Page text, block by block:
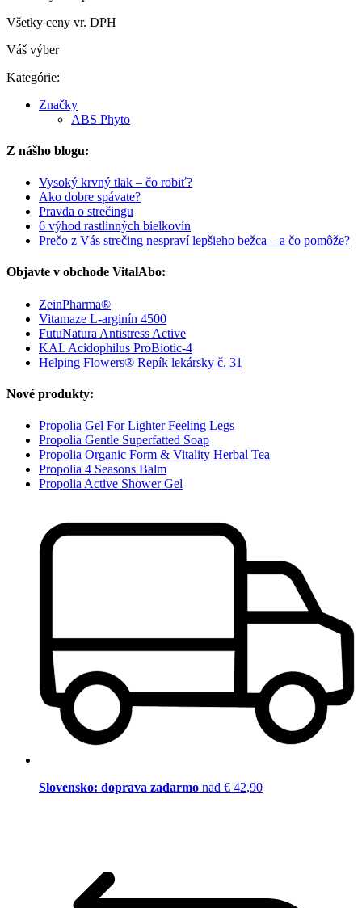
Všetky ceny vr. DPH
Váš výber
Kategórie:
Značky
ABS Phyto
Z nášho blogu:
Vysoký krvný tlak – čo robiť?
Ako dobre spávate?
Pravda o strečingu
6 výhod rastlinných bielkovín
Prečo z Vás strečing nespraví lepšieho bežca – a čo pomôže?
Objavte v obchode VitalAbo:
ZeinPharma®
Vitamaze L-arginín 4500
FutuNatura Antistress Active
KAL Acidophilus ProBiotic-4
Helping Flowers® Repík lekársky č. 31
Nové produkty:
Propolia Gel For Lighter Feeling Legs
Propolia Gentle Superfatted Soap
Propolia Organic Form & Vitality Herbal Tea
Propolia 4 Seasons Balm
Propolia Active Shower Gel
Slovensko: doprava zadarmo nad € 42,90